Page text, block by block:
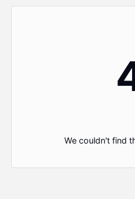
We couldn't find